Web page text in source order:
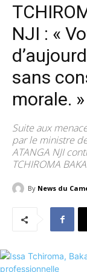
NJI : «
sans
morale. »
Suite aux
par le ministre
ATANGA NJI
TCHIROMA
By News du